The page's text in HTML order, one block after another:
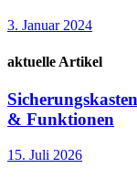
3. Januar 2024
aktuelle Artikel
& Funktionen
15. Juli 2026